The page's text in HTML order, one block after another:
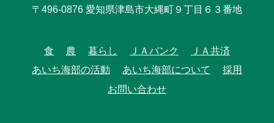
〒496-0876 愛知県津島市大縄町９丁目６３番地
食 農 暮らし ＪＡバンク
ＪＡ共済
あいち海部の活動
あいち海部について
採用
お問い合わせ